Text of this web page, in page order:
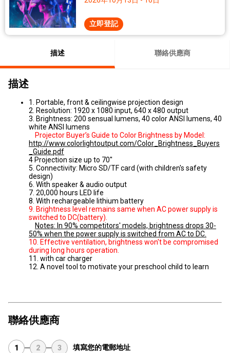
立即登記
描述 聯絡供應商
描述
1. Portable, front & ceilingwise projection design
2. Resolution: 1920 x 1080 input, 640 x 480 output
3. Brightness: 200 sensual lumens, 40 color ANSI lumens, 40
white ANSI lumens
Projector Buyer’s Guide to Color Brightness by Model:
http://www.colorlightoutput.com/Color_Brightness_Buyers
_Guide.pdf
4 Projection size up to 70''
5. Connectivity: Micro SD/TF card (with children's safety
design)
6. With speaker & audio output
7. 20,000 hours LED life
8. With rechargeable lithium battery
9. Brightness level remains same when AC power supply is
switched to DC(battery).
Notes: In 90% competitors' models, brightness drops 30-
50% when the power supply is switched from AC to DC.
10. Effective ventilation, brightness won't be compromised
during long hours operation.
11. with car charger
12. A novel tool to motivate your preschool child to learn
聯絡供應商
1 2 3 填寫您的電郵地址